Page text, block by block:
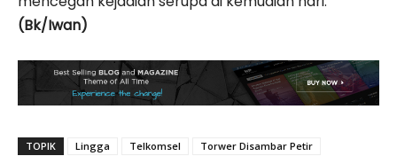
(Bk/Iwan)
TOPIK Lingga Telkomsel Torwer Disambar Petir